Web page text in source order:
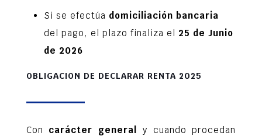
Si se efectúa domiciliación bancaria
del pago, el plazo finaliza el 25 de Junio
de 2026
OBLIGACION DE DECLARAR RENTA 2025
Con carácter general
y cuando procedan